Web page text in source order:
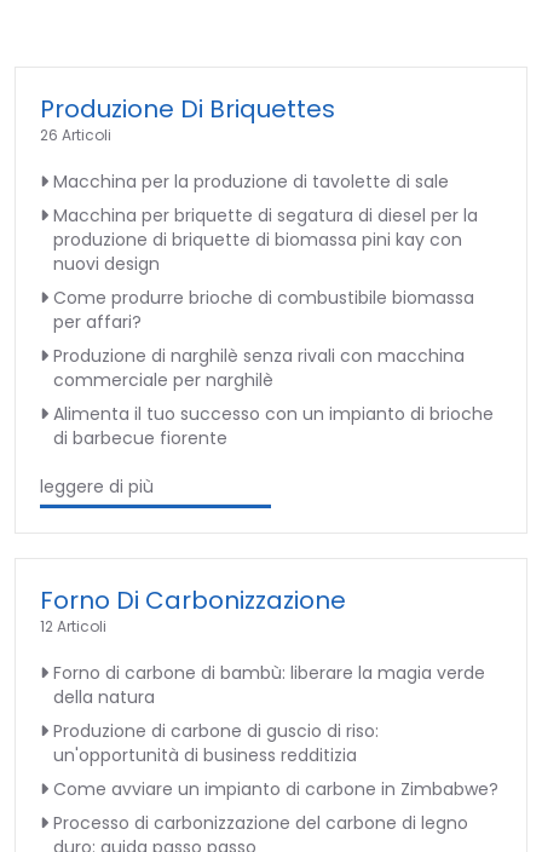
Produzione Di Briquettes
26 Articoli
Macchina per la produzione di tavolette di sale
Macchina per briquette di segatura di diesel per la
produzione di briquette di biomassa pini kay con
nuovi design
Come produrre brioche di combustibile biomassa
per affari?
Produzione di narghilè senza rivali con macchina
commerciale per narghilè
Alimenta il tuo successo con un impianto di brioche
di barbecue fiorente
leggere di più
Forno Di Carbonizzazione
12 Articoli
Forno di carbone di bambù: liberare la magia verde
della natura
Produzione di carbone di guscio di riso:
un'opportunità di business redditizia
Come avviare un impianto di carbone in Zimbabwe?
Processo di carbonizzazione del carbone di legno